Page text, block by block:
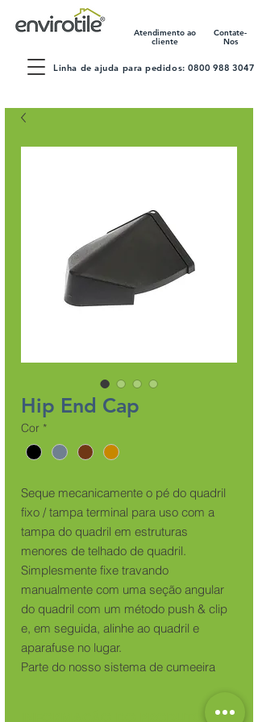
Linha de ajuda para pedidos: 0800 988 3047
Atendimento ao
cliente
Contate-
Nos
Hip End Cap
Cor *
Seque mecanicamente o pé do quadril
fixo / tampa terminal para uso com a
tampa do quadril em estruturas
menores de telhado de quadril.
Simplesmente fixe travando
manualmente com uma seção angular
do quadril com um método push & clip
e, em seguida, alinhe ao quadril e
aparafuse no lugar.
Parte do nosso sistema de cumeeira